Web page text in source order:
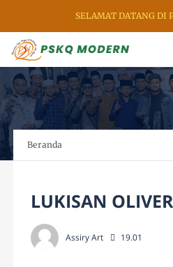
SELAMAT DATANG DI PESANTREN
Beranda
LUKISAN
Assiry Art 19.01